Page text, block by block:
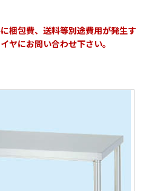
梱包費、送料等別途費用が発生す
ヤにお問い合わせ下さい。